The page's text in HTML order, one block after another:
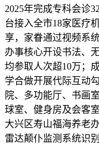
2025年完成专科会诊
台接入全市18家医疗
享，家眷通过视频系
办事核心开设书法、
均参取人次超10万；
学合做开展代际互动
院、多功能厅、书画
球室、健身房及会客
大兴区寿山福海养老
雷达颠仆监测系统识